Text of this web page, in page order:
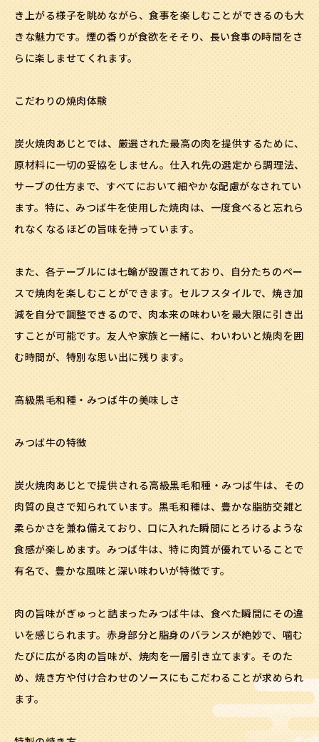
き上がる様子を眺めながら、食事を楽しむことができるのも大
きな魅力です。煙の香りが食欲をそそり、長い食事の時間をさ
らに楽しませてくれます。
こだわりの焼肉体験
炭火焼肉あじとでは、厳選された最高の肉を提供するために、
原材料に一切の妥協をしません。仕入れ先の選定から調理法、
サーブの仕方まで、すべてにおいて細やかな配慮がなされてい
ます。特に、みつば牛を使用した焼肉は、一度食べると忘れら
れなくなるほどの旨味を持っています。
また、各テーブルには七輪が設置されており、自分たちのペー
スで焼肉を楽しむことができます。セルフスタイルで、焼き加
減を自分で調整できるので、肉本来の味わいを最大限に引き出
すことが可能です。友人や家族と一緒に、わいわいと焼肉を囲
む時間が、特別な思い出に残ります。
高級黒毛和種・みつば牛の美味しさ
みつば牛の特徴
炭火焼肉あじとで提供される高級黒毛和種・みつば牛は、その
肉質の良さで知られています。黒毛和種は、豊かな脂肪交雑と
柔らかさを兼ね備えており、口に入れた瞬間にとろけるような
食感が楽しめます。みつば牛は、特に肉質が優れていることで
有名で、豊かな風味と深い味わいが特徴です。
肉の旨味がぎゅっと詰まったみつば牛は、食べた瞬間にその違
いを感じられます。赤身部分と脂身のバランスが絶妙で、噛む
たびに広がる肉の旨味が、焼肉を一層引き立てます。そのた
め、焼き方や付け合わせのソースにもこだわることが求められ
ます。